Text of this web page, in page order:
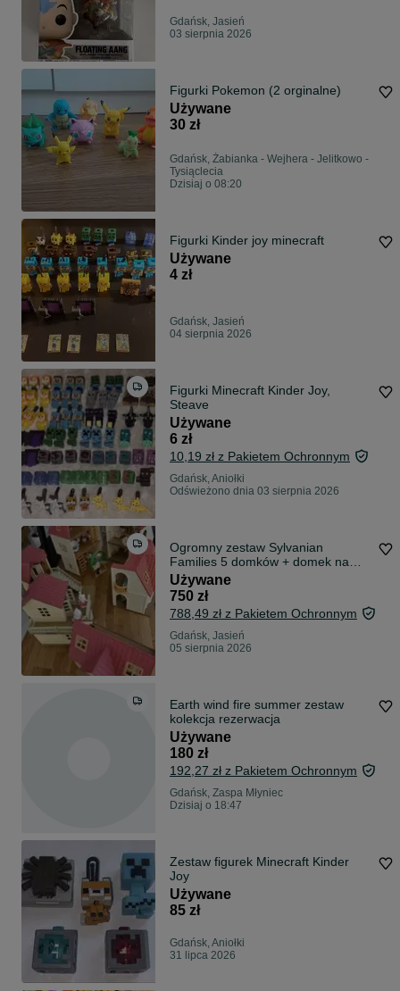
Gdańsk, Jasień
03 sierpnia 2026
Figurki Pokemon (2 orginalne)
Używane
30 zł
Gdańsk, Żabianka - Wejhera - Jelitkowo -
Tysiąclecia
Dzisiaj o 08:20
Figurki Kinder joy minecraft
Używane
4 zł
Gdańsk, Jasień
04 sierpnia 2026
Figurki Minecraft Kinder Joy,
Steave
Używane
6 zł
10,19 zł z Pakietem Ochronnym
Gdańsk, Aniołki
Odświeżono dnia 03 sierpnia 2026
Ogromny zestaw Sylvanian
Families 5 domków + domek na
drzewie 27 figurek Oświetlenie
Kominek
Używane
750 zł
788,49 zł z Pakietem Ochronnym
Gdańsk, Jasień
05 sierpnia 2026
Earth wind fire summer zestaw
kolekcja rezerwacja
Używane
180 zł
192,27 zł z Pakietem Ochronnym
Gdańsk, Zaspa Młyniec
Dzisiaj o 18:47
Zestaw figurek Minecraft Kinder
Joy
Używane
85 zł
Gdańsk, Aniołki
31 lipca 2026